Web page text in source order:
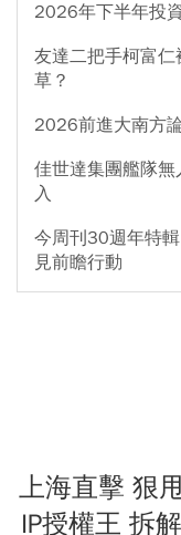
2026年下半年投
友達二把手柯富
草？
2026前進大南方
佳世達集團艦隊
入
今周刊30週年特
見前瞻行動
上海直擊 狠
IP授權王 拆